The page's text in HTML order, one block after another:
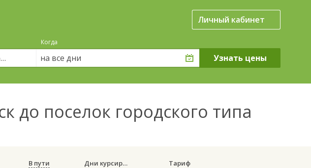
Личный кабинет
Когда
на все дни
до поселок городского типа
В пути Дни курсирования Тариф